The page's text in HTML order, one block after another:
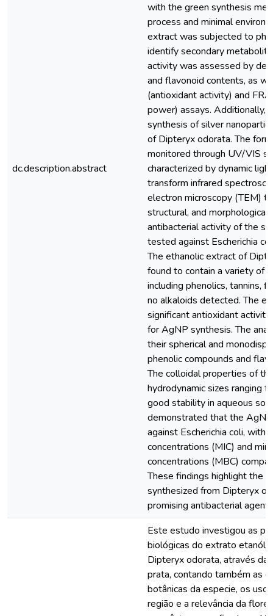
dc.description.abstract
with the green synthesis
process and minimal
extract was subjected to
identify secondary
activity was assessed by
and flavonoid contents, as
(antioxidant activity) and
power) assays. Additionally,
synthesis of silver
of Dipteryx odorata. The
monitored through UV/VIS
characterized by dynamic
transform infrared
electron microscopy (TEM)
structural, and morphological
antibacterial activity of the
tested against Escherichia
The ethanolic extract of
found to contain a variety of
including phenolics, tannins,
no alkaloids detected. The
significant antioxidant
for AgNP synthesis. The
their spherical and
phenolic compounds and
The colloidal properties of
hydrodynamic sizes ranging
good stability in aqueous
demonstrated that the
against Escherichia coli, with
concentrations (MIC) and
concentrations (MBC)
These findings highlight the
synthesized from Dipteryx
promising antibacterial
Este estudo investigou as
biológicas do extrato
Dipteryx odorata, através da
prata, contando também as
botânicas da especie, os
região e a relevância da